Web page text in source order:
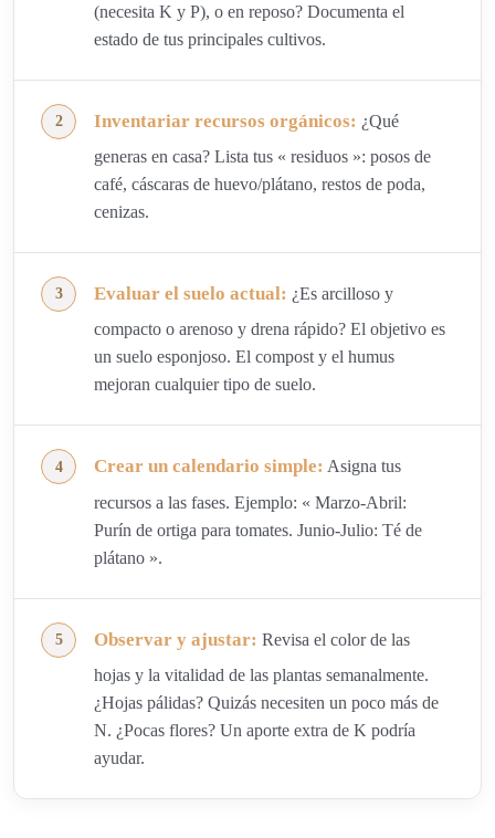
(necesita K y P), o en reposo? Documenta el
estado de tus principales cultivos.
Inventariar recursos orgánicos: ¿Qué
generas en casa? Lista tus « residuos »: posos de
café, cáscaras de huevo/plátano, restos de poda,
cenizas.
Evaluar el suelo actual: ¿Es arcilloso y
compacto o arenoso y drena rápido? El objetivo es
un suelo esponjoso. El compost y el humus
mejoran cualquier tipo de suelo.
Crear un calendario simple: Asigna tus
recursos a las fases. Ejemplo: « Marzo-Abril:
Purín de ortiga para tomates. Junio-Julio: Té de
plátano ».
Observar y ajustar: Revisa el color de las
hojas y la vitalidad de las plantas semanalmente.
¿Hojas pálidas? Quizás necesiten un poco más de
N. ¿Pocas flores? Un aporte extra de K podría
ayudar.